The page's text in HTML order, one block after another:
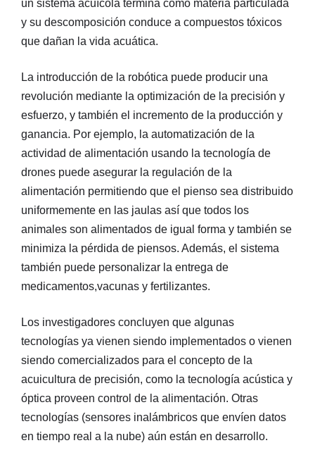
un sistema acuícola termina como materia particulada
y su descomposición conduce a compuestos tóxicos
que dañan la vida acuática.
La introducción de la robótica puede producir una
revolución mediante la optimización de la precisión y
esfuerzo, y también el incremento de la producción y
ganancia. Por ejemplo, la automatización de la
actividad de alimentación usando la tecnología de
drones puede asegurar la regulación de la
alimentación permitiendo que el pienso sea distribuido
uniformemente en las jaulas así que todos los
animales son alimentados de igual forma y también se
minimiza la pérdida de piensos. Además, el sistema
también puede personalizar la entrega de
medicamentos,vacunas y fertilizantes.
Los investigadores concluyen que algunas
tecnologías ya vienen siendo implementados o vienen
siendo comercializados para el concepto de la
acuicultura de precisión, como la tecnología acústica y
óptica proveen control de la alimentación. Otras
tecnologías (sensores inalámbricos que envíen datos
en tiempo real a la nube) aún están en desarrollo.